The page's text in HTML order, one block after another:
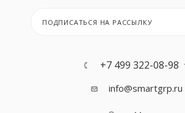
ПОДПИСАТЬСЯ НА РАССЫЛКУ
+7 499 322-08-98
info@smartgrp.ru